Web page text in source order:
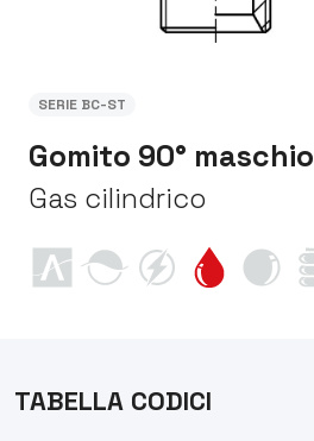
SERIE BC-ST
Gomito 90° maschio
Gas cilindrico
TABELLA CODICI